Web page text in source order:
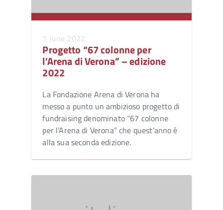
1 June 2022
Progetto “67 colonne per
l’Arena di Verona” – edizione
2022
La Fondazione Arena di Verona ha
messo a punto un ambizioso progetto di
fundraising denominato “67 colonne
per l’Arena di Verona” che quest’anno è
alla sua seconda edizione.